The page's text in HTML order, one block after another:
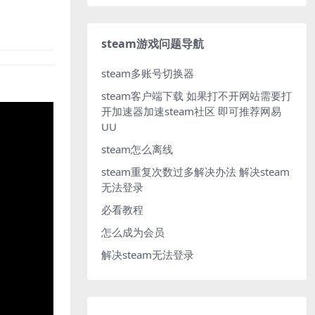
steam游戏问题导航
steam多账号切换器
steam客户端下载 如果打不开网站需要打
开加速器加速steam社区 即可推荐网易
UU
steam怎么离线
steam重复次数过多解决办法 解决steam
无法登录
必看教程
怎么成为会员
解决steam无法登录